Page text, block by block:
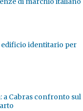
edificio identitario per
Cabras confronto sul